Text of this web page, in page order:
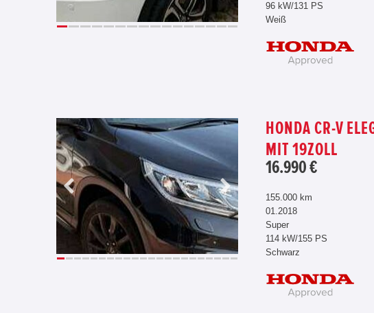
96 kW/131 PS
Weiß
HONDA CR-V
MIT 19ZOLL
16.990 €
155.000 km
01.2018
Super
114 kW/155 PS
Schwarz